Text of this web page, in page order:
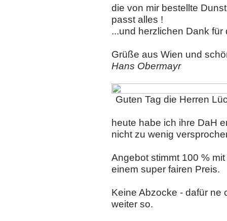
die von mir bestellte
passt alles !
...und herzlichen Dank
Grüße aus Wien und
Hans Obermayr
Guten Tag die Herren
heute habe ich ihre DaH
nicht zu wenig
Angebot stimmt 100 %
einem super fairen Preis.
Keine Abzocke - dafür ne
weiter so.